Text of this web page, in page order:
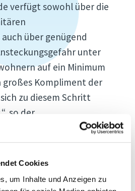
Cookies
um Inhalte und Anzeigen zu
verfügt sowohl über die
über genügend
unter
auf ein Minimum
großes Kompliment der
zu diesem Schritt
so der
in der Pressekonferenz.
der Messe Bozen,
Messe Bozen sich
bewusst ist